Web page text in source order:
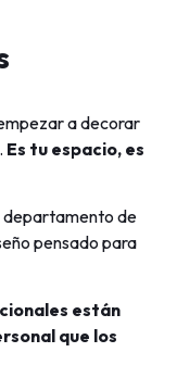
a decorar
Es tu espacio, es
departamento de
pensado para
están
que los